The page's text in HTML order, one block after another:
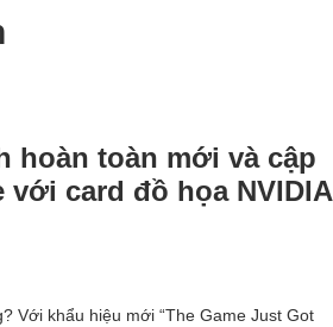
hoàn toàn mới và cập
card đồ họa NVIDIA
Với khẩu hiệu mới “The Game Just Got